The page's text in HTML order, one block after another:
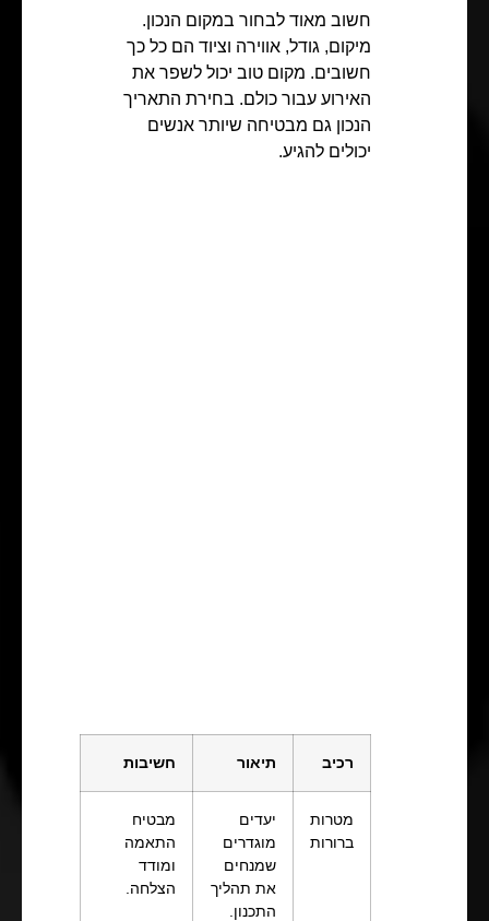
חשוב מאוד לבחור במקום הנכון.
מיקום, גודל, אווירה וציוד הם כל כך
חשובים. מקום טוב יכול לשפר את
האירוע עבור כולם. בחירת התאריך
הנכון גם מבטיחה שיותר אנשים
יכולים להגיע.
רכיב תיאור חשיבות
מטרות
ברורות
יעדים
מוגדרים
שמנחים
את תהליך
התכנון.
מבטיח
התאמה
ומודד
הצלחה.